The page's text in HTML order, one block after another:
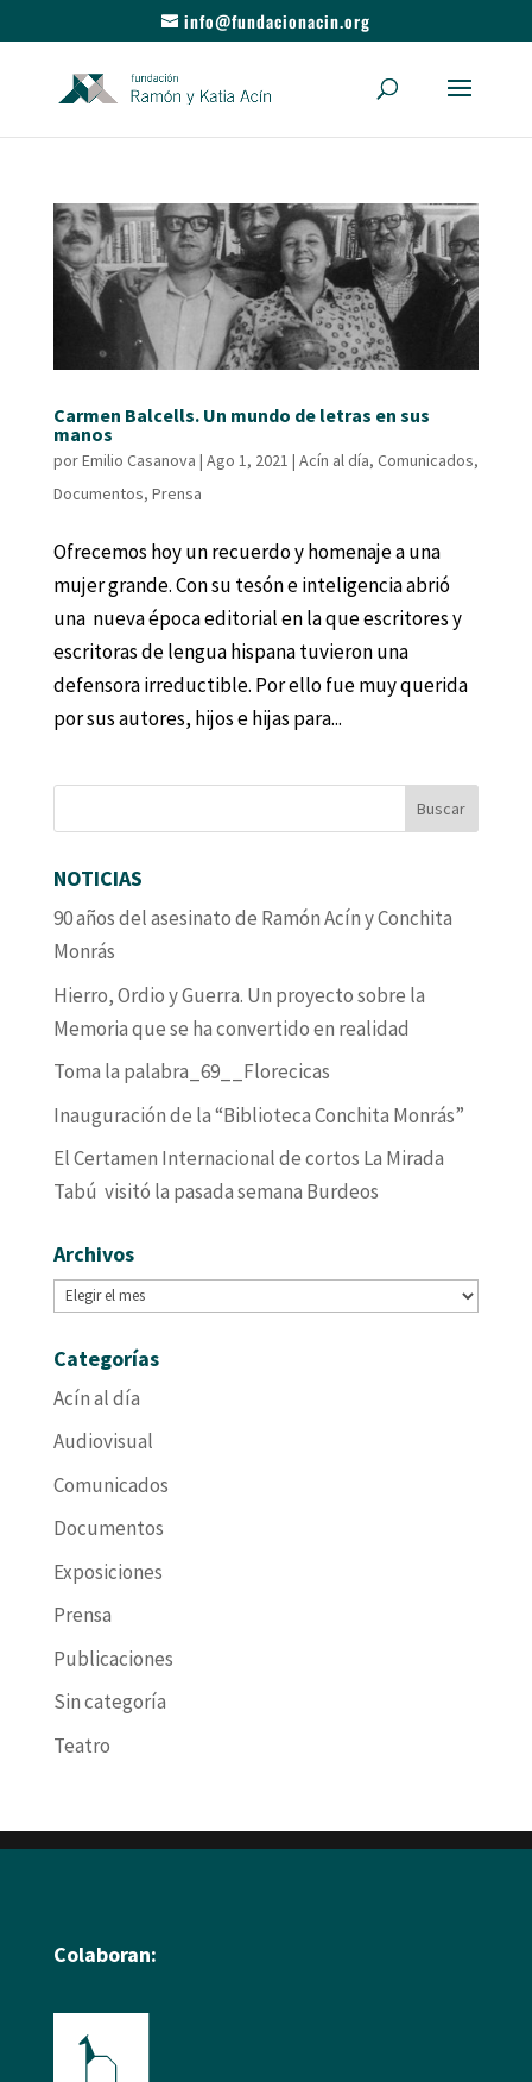
info@fundacionacin.org
Carmen Balcells. Un mundo de letras en sus
manos
porEmilio Casanova | Ago 1, 2021 | Acín al día, Comunicados,
Documentos, Prensa
Ofrecemos hoy un recuerdo y homenaje a una
mujer grande. Con su tesón e inteligencia abrió
una nueva época editorial en la que escritores y
escritoras de lengua hispana tuvieron una
defensora irreductible. Por ello fue muy querida
por sus autores, hijos e hijas para...
NOTICIAS
90 años del asesinato de Ramón Acín y Conchita
Monrás
Hierro, Ordio y Guerra. Un proyecto sobre la
Memoria que se ha convertido en realidad
Toma la palabra_69__Florecicas
Inauguración de la “Biblioteca Conchita Monrás”
El Certamen Internacional de cortos La Mirada
Tabú visitó la pasada semana Burdeos
Archivos
Archivos
Categorías
Acín al día
Audiovisual
Comunicados
Documentos
Exposiciones
Prensa
Publicaciones
Sin categoría
Teatro
Colaboran: